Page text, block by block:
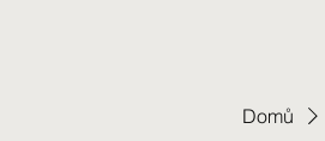
Domů